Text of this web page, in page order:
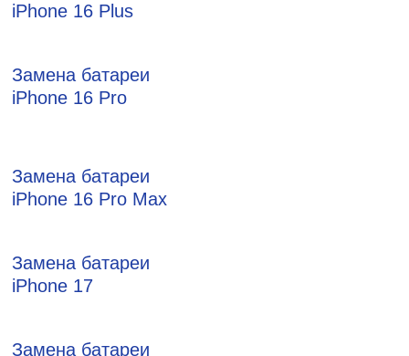
iPhone 16 Plus
Замена батареи
iPhone 16 Pro
Замена батареи
iPhone 16 Pro Max
Замена батареи
iPhone 17
Замена батареи